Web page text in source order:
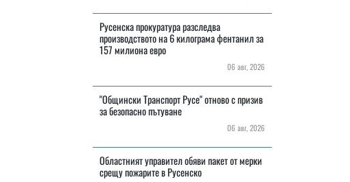
Русенска прокуратура разследва
производството на 6 килограма фентанил за
157 милиона евро
06 авг, 2026
"Общински Транспорт Русе" отново с призив
за безопасно пътуване
06 авг, 2026
Областният управител обяви пакет от мерки
срещу пожарите в Русенско